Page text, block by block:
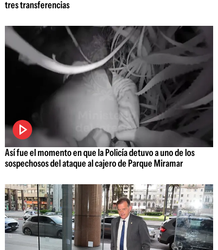
tres transferencias
Así fue el momento en que la Policía detuvo a uno de los
sospechosos del ataque al cajero de Parque Miramar